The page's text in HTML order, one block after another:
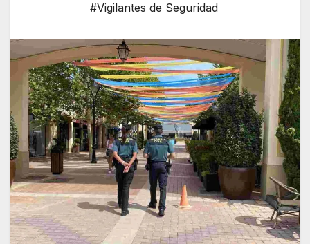
#Vigilantes de Seguridad